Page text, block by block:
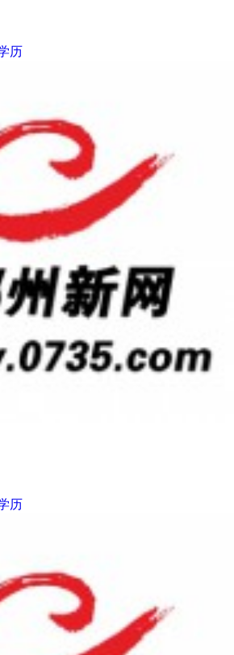
历
历